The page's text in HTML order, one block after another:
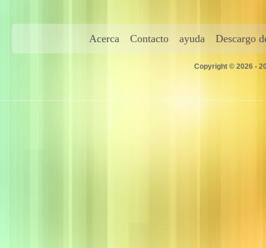
Acerca Contacto ayuda Descargo
Copyright © 2026 -